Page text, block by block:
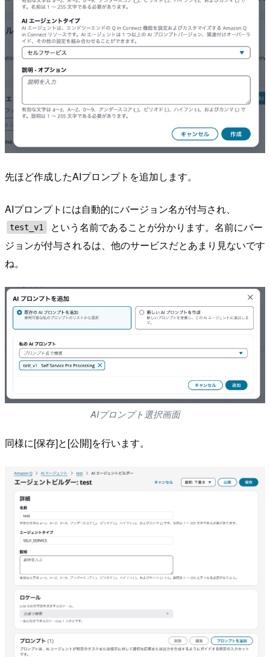
先ほど作成したAIプロンプトを追加します。
AIプロンプトには自動的にバージョン名が付与され、
test_v1
という名前であることが分かります。名前にバー
ジョンが付与されるは、他のサービスだとあまり見ないです
ね。
AIプロンプト選択画面
同様に[保存]と[公開]を行います。